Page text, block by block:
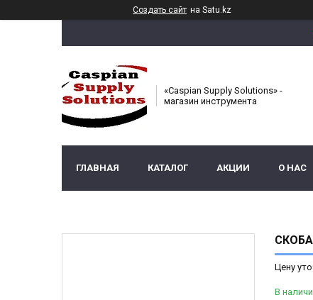
Создать сайт на Satu.kz
«Caspian Supply Solutions» -
магазин инструмента
ГЛАВНАЯ КАТАЛОГ АКЦИИ О НАС
СКОБА
Цену
В